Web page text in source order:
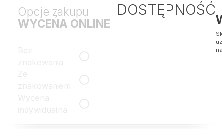
Opcje zakupu
WYCEŃA ONLINE
DOSTĘPNOŚĆ